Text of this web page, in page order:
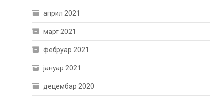
април 2021
март 2021
фебруар 2021
јануар 2021
децембар 2020